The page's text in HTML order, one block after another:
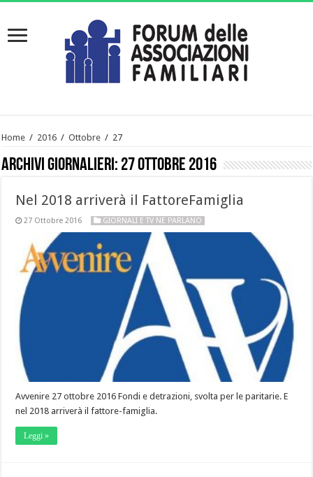
Home / 2016 / Ottobre / 27
Archivi giornalieri: 27 Ottobre 2016
Nel 2018 arriverà il FattoreFamiglia
27 Ottobre 2016 GIORNALI E TV NE PARLANO
Avvenire 27 ottobre 2016 Fondi e detrazioni, svolta per le paritarie. E
nel 2018 arriverà il fattore-famiglia.
Leggi »